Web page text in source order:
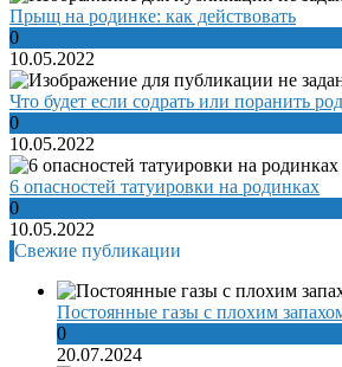
Прыщ на родинке: как действовать
0
10.05.2022
Что будет если содрать или поранить
0
10.05.2022
6 опасностей татуировки на родинках
0
10.05.2022
Свежие публикации
Постоянные газы с плохим
0
20.07.2024